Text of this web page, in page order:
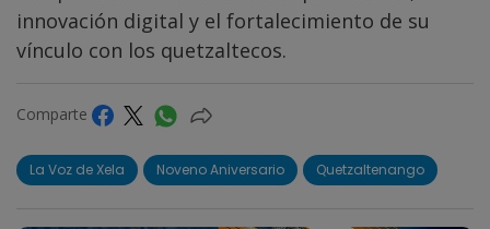
innovación digital y el fortalecimiento de su
vínculo con los quetzaltecos.
Comparte
La Voz de Xela Noveno Aniversario Quetzaltenango